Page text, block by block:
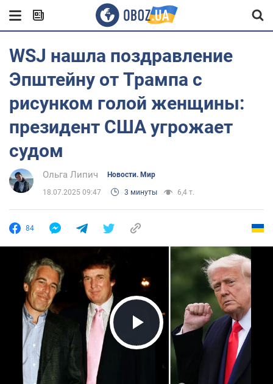
WSJ нашла поздравление
Эпштейну от Трампа с
рисунком голой женщины:
президент США угрожает
судом
Ольга Липич Новости. Мир
18.07.2025 09:47 3 минуты 6,4 т.
84
Play Video